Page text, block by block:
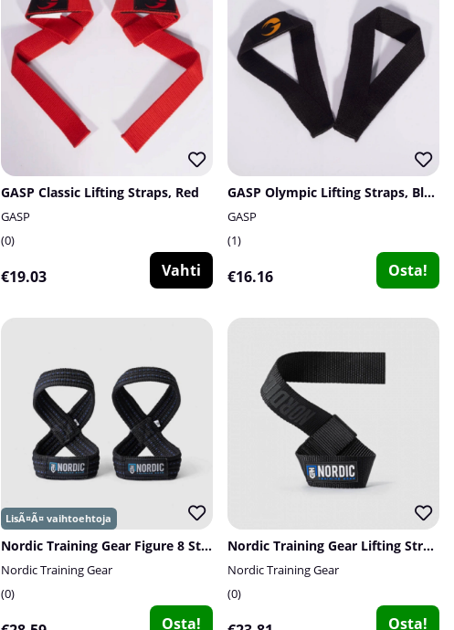
GASP Classic Lifting Straps, Red
GASP
0
€19.03 Vahti
GASP Olympic Lifting Straps, Black
GASP
1
€16.16 Osta!
Nordic Training Gear Figure 8 Straps, blå sömmar
Nordic Training Gear
0
Osta!
Nordic Training Gear Lifting Straps Nylon, black
Nordic Training Gear
0
Osta!